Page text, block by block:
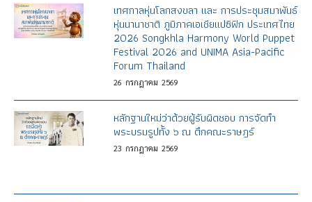
เทศกาลหุ่นโลกสงขลา และ การประชุมสมาพันธ์
หุ่นนานาชาติ ภูมิภาคเอเชียแปซิฟิก ประเทศไทย
2026 Songkhla Harmony World Puppet
Festival 2026 and UNIMA Asia-Pacific
Forum Thailand
26 กรกฎาคม 2569
หลักฐานใหม่ว่าด้วยผู้รับผิดชอบ การจัดทำ
พระบรมรูปทั้ง ๖ ณ ตึกคณะราษฎร์
23 กรกฎาคม 2569